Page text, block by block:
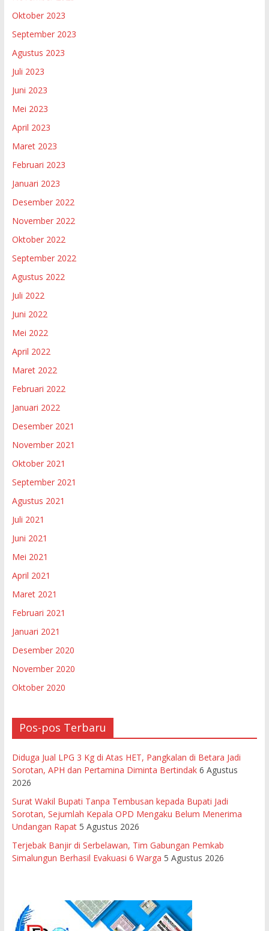
Oktober 2023
September 2023
Agustus 2023
Juli 2023
Juni 2023
Mei 2023
April 2023
Maret 2023
Februari 2023
Januari 2023
Desember 2022
November 2022
Oktober 2022
September 2022
Agustus 2022
Juli 2022
Juni 2022
Mei 2022
April 2022
Maret 2022
Februari 2022
Januari 2022
Desember 2021
November 2021
Oktober 2021
September 2021
Agustus 2021
Juli 2021
Juni 2021
Mei 2021
April 2021
Maret 2021
Februari 2021
Januari 2021
Desember 2020
November 2020
Oktober 2020
Pos-pos Terbaru
Diduga Jual LPG 3 Kg di Atas HET, Pangkalan di Betara Jadi
Sorotan, APH dan Pertamina Diminta Bertindak 6 Agustus
2026
Surat Wakil Bupati Tanpa Tembusan kepada Bupati Jadi
Sorotan, Sejumlah Kepala OPD Mengaku Belum Menerima
Undangan Rapat 5 Agustus 2026
Terjebak Banjir di Serbelawan, Tim Gabungan Pemkab
Simalungun Berhasil Evakuasi 6 Warga 5 Agustus 2026